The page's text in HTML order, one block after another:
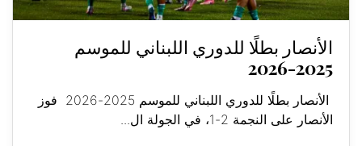
الأنصار بطلًا للدوري اللبناني للموسم
2025-2026
الأنصار بطلًا للدوري اللبناني للموسم 2025-2026 فوز
الأنصار على النجمة 2-1، في الجولة ال...